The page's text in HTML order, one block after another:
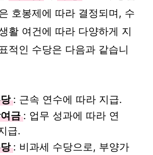
호봉제에 따라 결정되며, 수
활 여건에 따라 다양하게 지
적인 수당은 다음과 같습니
: 근속 연수에 따라 지급.
금 : 업무 성과에 따라 연
급.
: 비과세 수당으로, 부양가